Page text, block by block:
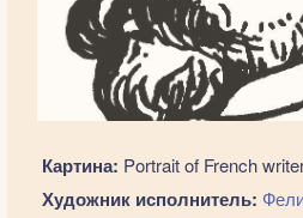
Картина: Portrait of French
Художник исполнитель: